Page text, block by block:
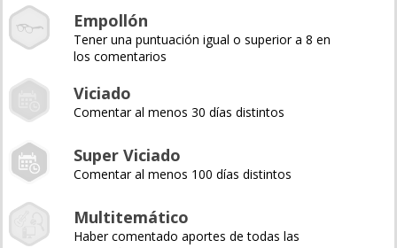
Empollón
Tener una puntuación igual o superior a 8 en
los comentarios
Viciado
Comentar al menos 30 días distintos
Super Viciado
Comentar al menos 100 días distintos
Multitemático
Haber comentado aportes de todas las